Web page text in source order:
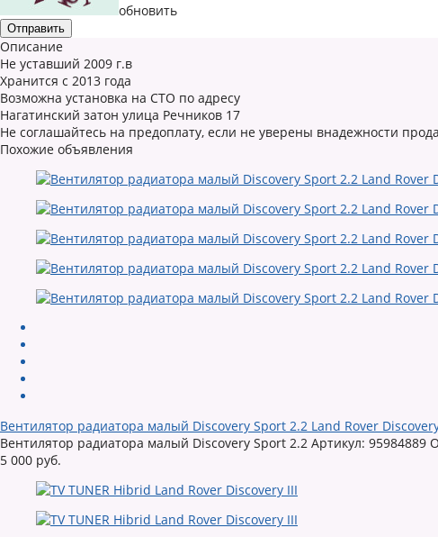
обновить
Описание
Не уставший 2009 г.в
Хранится с 2013 года
Возможна установка на СТО по адресу
Нагатинский затон улица Речников 17
Не соглашайтесь на предоплату, если не уверены внадежности
Похожие объявления
Вентилятор радиатора малый Discovery Sport 2.2 Land Rover
Вентилятор радиатора малый Discovery Sport 2.2 Артикул:
5 000 руб.